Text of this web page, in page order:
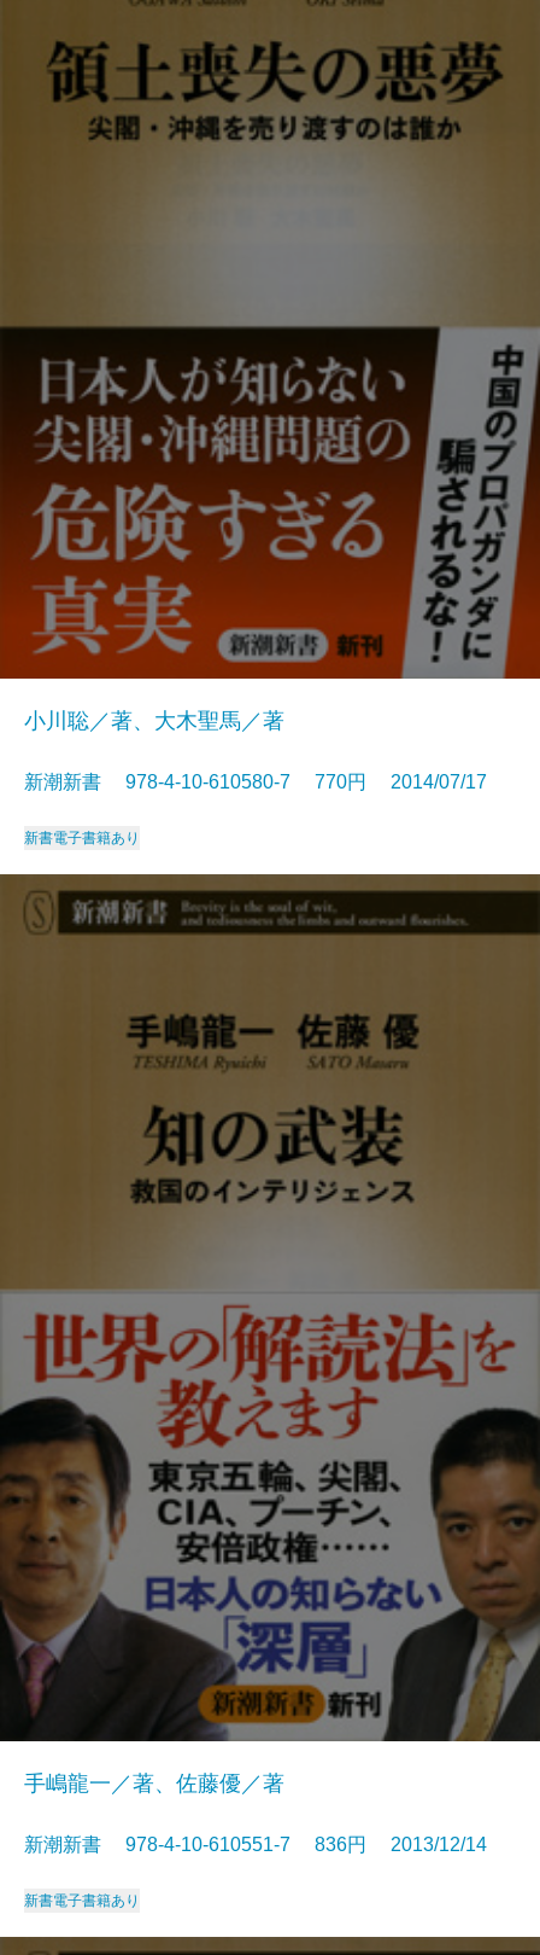
小川聡／著、大木聖馬／著
新潮新書 978-4-10-610580-7 770円 2014/07/17
新書電子書籍あり
手嶋龍一／著、佐藤優／著
新潮新書 978-4-10-610551-7 836円 2013/12/14
新書電子書籍あり